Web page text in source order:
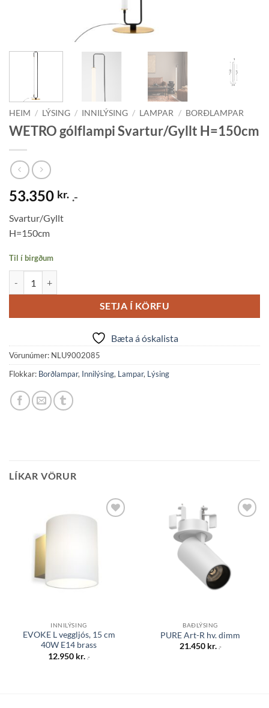
HEIM / LÝSING / INNILÝSING / LAMPAR / BORÐLAMPAR
WETRO gólflampi Svartur/Gyllt H=150cm
53.350 kr. .-
Svartur/Gyllt
H=150cm
Til í birgðum
SETJA Í KÖRFU
Bæta á óskalista
Vörunúmer: NLU9002085
Flokkar: Borðlampar, Innilýsing, Lampar, Lýsing
LÍKAR VÖRUR
INNILÝSING
EVOKE L veggljós, 15 cm
40W E14 brass
12.950 kr. .-
BAÐLÝSING
PURE Art-R hv. dimm
21.450 kr. .-